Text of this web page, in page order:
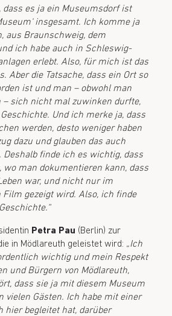
dass es ja ein Museumsdorf ist
insgesamt. Ich komme ja
aus Braunschweig, dem
ich habe auch in Schleswig-
erlebt. Also, für mich ist das
Aber die Tatsache, dass ein Ort so
ist und man – obwohl man
– sich nicht mal zuwinken durfte,
Und ich merke ja, dass
werden, desto weniger haben
dazu und glauben das auch
finde ich es wichtig, dass
wo man dokumentieren kann, dass
war, und nicht nur im
gezeigt wird. Also, ich finde
Petra Pau (Berlin) zur
in Mödlareuth geleistet wird: „Ich
wichtig und mein Respekt
und Bürgern von Mödlareuth,
dass sie ja mit diesem Museum
vielen Gästen. Ich habe mit einer
hier begleitet hat, darüber